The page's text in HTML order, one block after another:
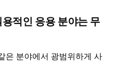
적인 응용 분야는 무
은 분야에서 광범위하게 사